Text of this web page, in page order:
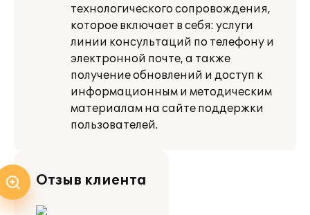
технологического сопровождения,
которое включает в себя: услуги
линии консультаций по телефону и
электронной почте, а также
получение обновлений и доступ к
информационным и методическим
материалам на сайте поддержки
пользователей.
Отзыв клиента